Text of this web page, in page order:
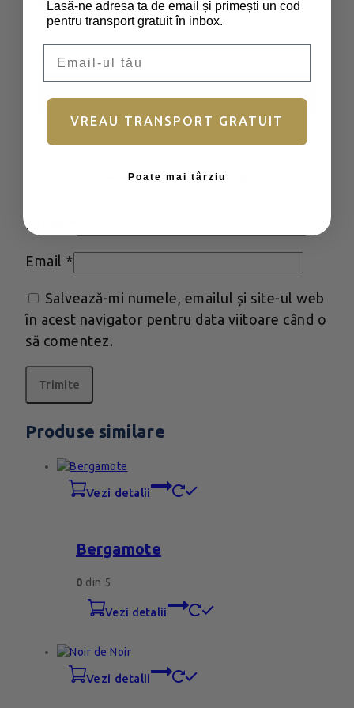
Evaluarea ta*
Recenzia ta*
Nume
Email *
Salvează-mi numele, emailul și site-ul web
în acest navigator pentru data viitoare când o
să comentez.
Produse similare
vezi detalii
Bergamote
0 din 5
vezi detalii
vezi detalii
Parolă *Obligatoriu
Ține-mă minte
Nu aveți încă un cont?Înscrieți
Lasă-ne adresa ta de email și primești un cod
pentru transport gratuit în inbox.
VREAU TRANSPORT GRATUIT
Poate mai târziu